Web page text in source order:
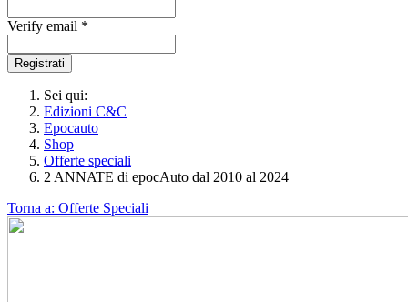
Verify email *
Registrati
Sei qui:
Edizioni C&C
Epocauto
Shop
Offerte speciali
2 ANNATE di epocAuto dal 2010 al 2024
Torna a: Offerte Speciali